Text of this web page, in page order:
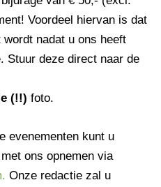
Voordeel hiervan is dat
nadat u ons heeft
Stuur deze direct naar de
(!!) foto.
evenementen kunt u
ons opnemen via
Onze redactie zal u